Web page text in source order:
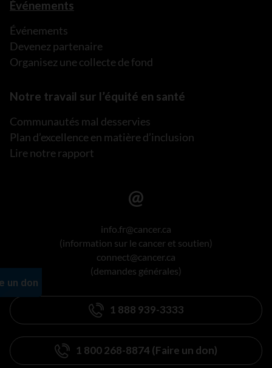
Événements
Événements
Devenez partenaire
Organisez une collecte de fond
Notre travail sur l’équité en santé
Communautés mal desservies
Plan d’excellence en matière d’inclusion
Lire notre rapport
info.fr@cancer.ca
(information sur le cancer et soutien)
connect@cancer.ca
(demandes générales)
1 888 939-3333
1 800 268-8874 (Faire un don)